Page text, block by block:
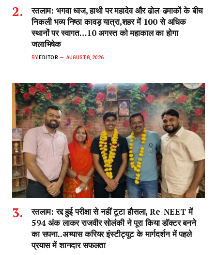
रतलाम: भगवा ध्वज, हाथी पर महादेव और ढोल-ढमाकों के बीच
निकली भव्य निष्ठा कावड़ यात्रा,शहर में 100 से अधिक
स्थानों पर स्वागत…10 अगस्त को महाकाल का होगा
जलाभिषेक
BY EDITOR AUGUST 8, 2026
रतलाम: रद्द हुई परीक्षा से नहीं टूटा हौसला, Re-NEET में
594 अंक लाकर राजवीर सोलंकी ने पूरा किया डॉक्टर बनने
का सपना..अभ्यास करियर इंस्टीट्यूट के मार्गदर्शन में पहले
प्रयास में शानदार सफलता